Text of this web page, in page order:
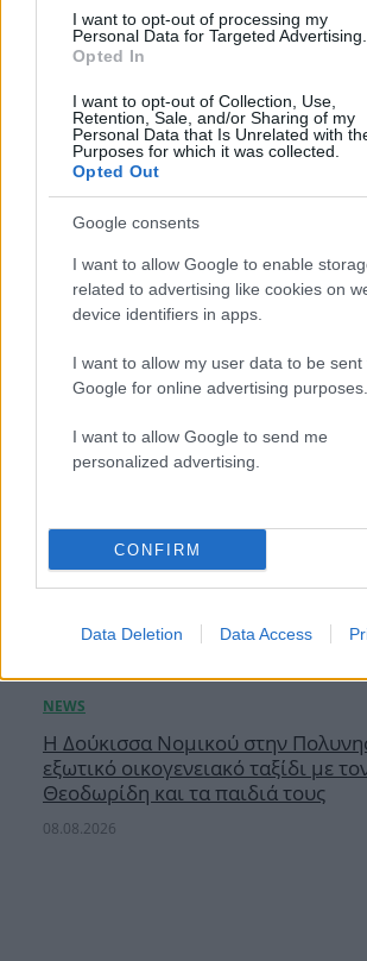
I want to opt-out of processing my
Personal Data for Targeted Advertising.
Opted In
I want to opt-out of Collection, Use,
Retention, Sale, and/or Sharing of my
Personal Data that Is Unrelated with
Purposes for which it was collected.
Opted Out
Google consents
I want to allow Google to enable
related to advertising like cookies on
device identifiers in apps.
I want to allow my user data to be sent
Google for online advertising purposes.
I want to allow Google to send me
personalized advertising.
CONFIRM
Data Deletion Data Access
Newsκαι μάθετε πρώτοι όλα τα
READ
Η Δούκισσα Νομικού στην
εξωτικό οικογενειακό ταξίδι με
Θεοδωρίδη και τα παιδιά τους
08.08.2026